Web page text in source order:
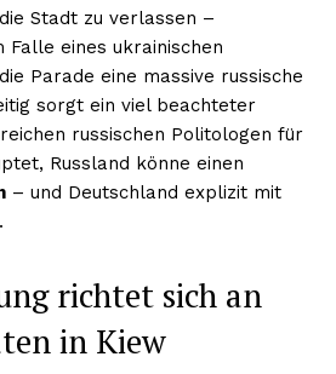
Stadt zu verlassen –
eines ukrainischen
Parade eine massive russische
sorgt ein viel beachteter
russischen Politologen für
Russland könne einen
– und Deutschland explizit mit
richtet sich an
in Kiew